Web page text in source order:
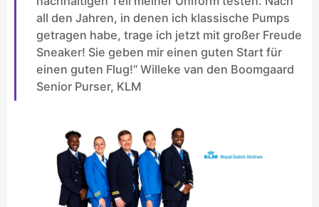
all den Jahren, in denen ich klassische Pumps
getragen habe, trage ich jetzt mit großer Freude
Sneaker! Sie geben mir einen guten Start für
einen guten Flug!“ Willeke van den Boomgaard
Senior Purser, KLM